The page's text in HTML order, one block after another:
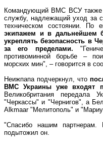
Командующий ВМС ВСУ также
службу, надлежащий уход за
техническом состоянии. По
экипажем и в дальнейшем
укреплять безопасность в
за его пределами.
противоминной борьбе –
морских мин", – говорится в
Неижпапа подчеркнул, что
ВМС Украины уже входят
Великобритания передала
"Черкассы" и "Чернигов", а
Alkmaar "Мелитополь" и
"Спасибо нашим
подытожил он.